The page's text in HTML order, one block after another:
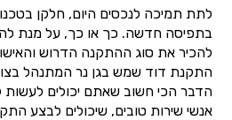
לתת תמיכה לנכסים היום, חלקן
בתפיסה חדשה. כך או כך, על מנת
להכיר את סוג ההתקנה הדרוש
התקנת דוד שמש בגן נר המתנהל
הדבר הכי חשוב שאתם יכולים
אנשי שירות טובים, שיכולים לבצע